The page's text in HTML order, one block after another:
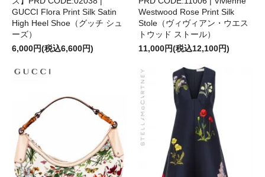
GUCCI Flora Print Silk Satin
High Heel Shoe（グッチ シュ
ーズ）
6,000円(税込6,600円)
Westwood Rose Print Silk
Stole（ヴィヴィアン・ウエス
トウッド ストール）
11,000円(税込12,100円)